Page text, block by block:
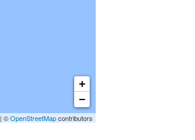
+
−
| ©OpenStreetMapcontributors